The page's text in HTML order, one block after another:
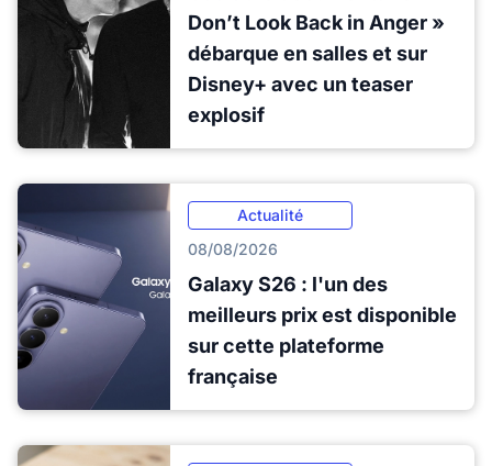
Don’t Look Back in Anger »
débarque en salles et sur
Disney+ avec un teaser
explosif
Actualité
08/08/2026
Galaxy S26 : l'un des
meilleurs prix est disponible
sur cette plateforme
française